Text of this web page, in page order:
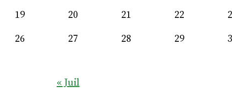
19 20 21 22
26 27 28 29
« Juil